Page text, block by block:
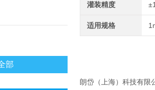
部
灌装精度
适用规格
朗岱（上海）科技有限